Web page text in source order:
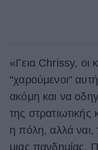
«Γεια Chrissy, οι
"χαρούμενοι"
ακόμη και να
της στρατιωτικής
η πόλη, αλλά ναι,
μιας πανδημίας.